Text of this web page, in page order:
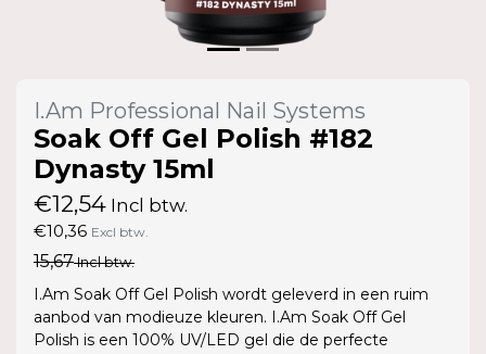
I.Am Professional Nail Systems
Soak Off Gel Polish #182
Dynasty 15ml
€12,54 Incl btw.
€10,36 Excl btw.
15,67Incl btw.
I.Am Soak Off Gel Polish wordt geleverd in een ruim
aanbod van modieuze kleuren. I.Am Soak Off Gel
Polish is een 100% UV/LED gel die de perfecte